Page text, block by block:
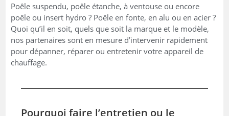
Poêle suspendu, poêle étanche, à ventouse ou encore
poêle ou insert hydro ? Poêle en fonte, en alu ou en acier ?
Quoi qu’il en soit, quels que soit la marque et le modèle,
nos partenaires sont en mesure d’intervenir rapidement
pour dépanner, réparer ou entretenir votre appareil de
chauffage.
Pourquoi faire l’entretien ou le